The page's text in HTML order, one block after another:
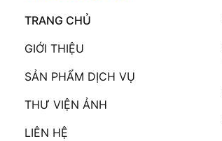
TRANG CHỦ
GIỚI THIỆU
SẢN PHẨM DỊCH VỤ
THƯ VIỆN ẢNH
LIÊN HỆ